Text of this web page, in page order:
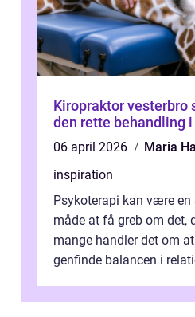
Kiropraktor vesterbro sådan finder du
den rette behandling
06 april 2026
Maria
inspiration
Psykoterapi kan være
måde at få greb om det,
mange handler det om
genfinde balancen i